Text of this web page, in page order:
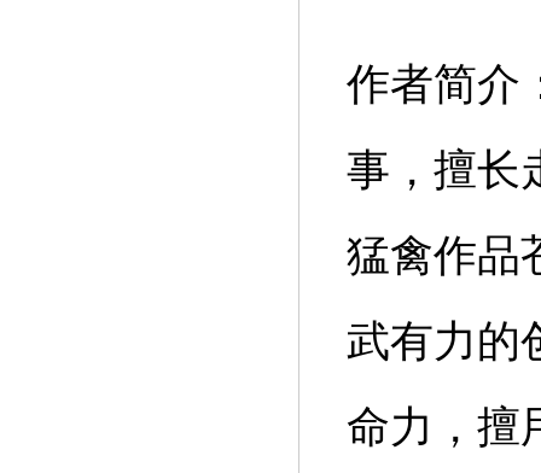
作者简介
事，擅长
猛禽作品
武有力的
命力，擅